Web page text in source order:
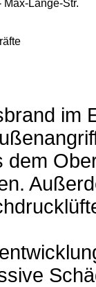
Lange-Str.
im
dem